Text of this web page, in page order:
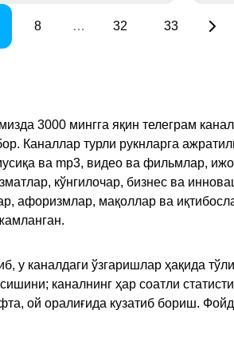
8 … 32 33
3000 мингга яқин телеграм
Каналлар турли рукнларга
ва mp3, видео ва фильмлар,
кўнгилочар, бизнес ва
афоризмлар, мақоллар ва
у каналдаги ўзгаришлар ҳақида
каналнинг ҳар соатли
ой оралиғида кузатиб бориш.